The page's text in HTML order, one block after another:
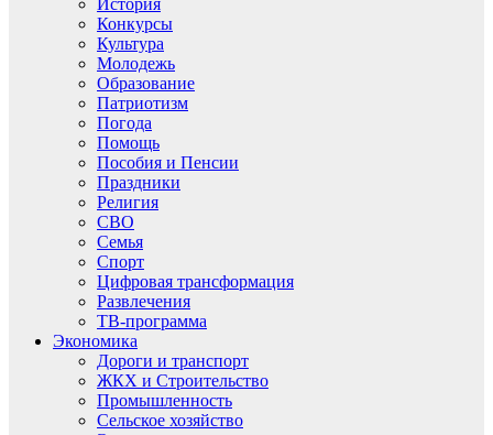
История
Конкурсы
Культура
Молодежь
Образование
Патриотизм
Погода
Помощь
Пособия и Пенсии
Праздники
Религия
СВО
Семья
Спорт
Цифровая трансформация
Развлечения
ТВ-программа
Экономика
Дороги и транспорт
ЖКХ и Строительство
Промышленность
Сельское хозяйство